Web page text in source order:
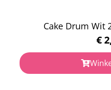
Cake Drum Wit
€